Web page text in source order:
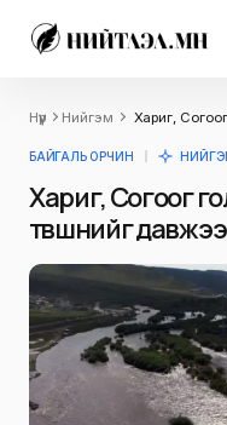
Нүүр Нийгэм Хариг,
БАЙГАЛЬ ОРЧИН
Хариг, Согоог
түвшнийг давжээ